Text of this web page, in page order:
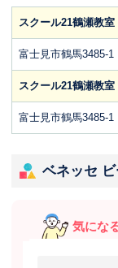
スクール21鶴瀬教室
富士見市鶴馬3485-1
スクール21鶴瀬教室
富士見市鶴馬3485-1
ベネッセ
気にな